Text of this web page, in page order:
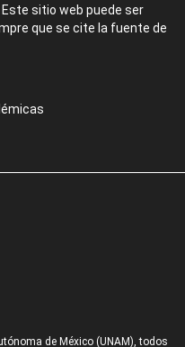
Este sitio web puede ser
que se cite la fuente de
de México (UNAM), todos